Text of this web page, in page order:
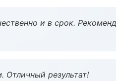
и в срок.
Отличный результат!